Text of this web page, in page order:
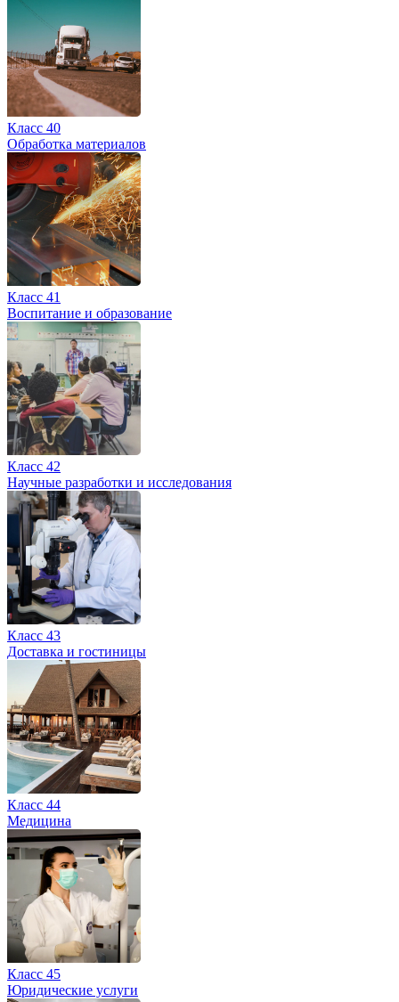
Класс 40
Обработка материалов
Класс 41
Воспитание и образование
Класс 42
Научные разработки и исследования
Класс 43
Доставка и гостиницы
Класс 44
Медицина
Класс 45
Юридические услуги